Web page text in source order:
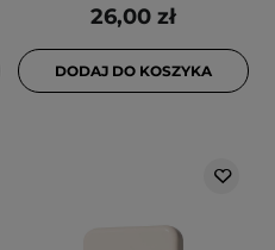
26,00 zł
DODAJ DO KOSZYKA